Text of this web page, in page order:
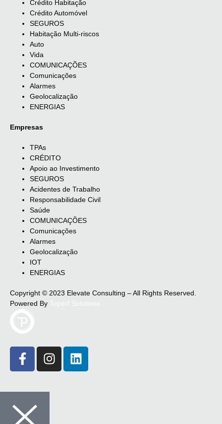
Crédito Habitação
Crédito Automóvel
SEGUROS
Habitação Multi-riscos
Auto
Vida
COMUNICAÇÕES
Comunicações
Alarmes
Geolocalização
ENERGIAS
Empresas
TPAs
CRÉDITO
Apoio ao Investimento
SEGUROS
Acidentes de Trabalho
Responsabilidade Civil
Saúde
COMUNICAÇÕES
Comunicações
Alarmes
Geolocalização
IOT
ENERGIAS
Copyright © 2023 Elevate Consulting – All Rights Reserved.
Powered By